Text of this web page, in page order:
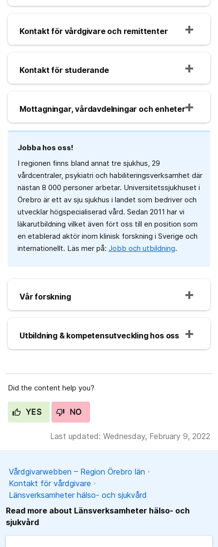
Kontakt för vårdgivare och remittenter
Kontakt för studerande
Mottagningar, vårdavdelningar och enheter
Jobba hos oss!
I regionen finns bland annat tre sjukhus, 29
vårdcentraler, psykiatri och habiliteringsverksamhet där
nästan 8 000 personer arbetar. Universitetssjukhuset i
Örebro är ett av sju sjukhus i landet som bedriver och
utvecklar högspecialiserad vård. Sedan 2011 har vi
läkarutbildning vilket även fört oss till en position som
en etablerad aktör inom klinisk forskning i Sverige och
internationellt. Läs mer på: Jobb och utbildning.
Vår forskning
Utbildning & kompetensutveckling hos oss
Did the content help you?
YES NO
Last updated: Wednesday, February 9, 2022
Vårdgivarwebben – Region Örebro län
Kontakt för vårdgivare
Länsverksamheter hälso- och sjukvård
Read more about Länsverksamheter hälso- och
sjukvård